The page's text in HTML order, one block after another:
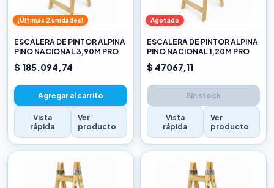
¡Últimas 2 unidades!
ESCALERA DE PINTOR ALPINA
PINO NACIONAL 3,90M PRO
$ 185.094,74
Agregar al carrito
Vista
rápida
Ver
producto
Agotado
ESCALERA DE PINTOR ALPINA
PINO NACIONAL 1,20M PRO
$ 47067,11
Sin stock
Vista
rápida
Ver
producto